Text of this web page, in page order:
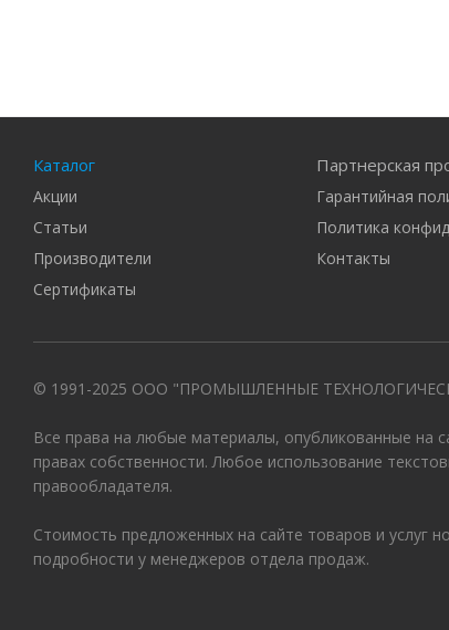
Каталог
Акции
Статьи
Производители
Сертификаты
Партнерская
Гарантийная
Политика
Контакты
© 1991-2025 ООО "ПРОМЫШЛЕННЫЕ
Все права на любые материалы, опубликованные на
правах собственности. Любое использование
правообладателя.
Стоимость предложенных на сайте товаров и услуг
подробности у менеджеров отдела продаж.